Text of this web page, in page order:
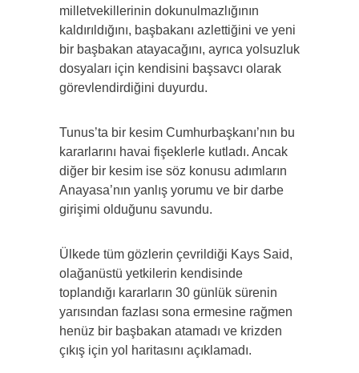
milletvekillerinin dokunulmazlığının
kaldırıldığını, başbakanı azlettiğini ve yeni
bir başbakan atayacağını, ayrıca yolsuzluk
dosyaları için kendisini başsavcı olarak
görevlendirdiğini duyurdu.
Tunus’ta bir kesim Cumhurbaşkanı’nın bu
kararlarını havai fişeklerle kutladı. Ancak
diğer bir kesim ise söz konusu adımların
Anayasa’nın yanlış yorumu ve bir darbe
girişimi olduğunu savundu.
Ülkede tüm gözlerin çevrildiği Kays Said,
olağanüstü yetkilerin kendisinde
toplandığı kararların 30 günlük sürenin
yarısından fazlası sona ermesine rağmen
henüz bir başbakan atamadı ve krizden
çıkış için yol haritasını açıklamadı.